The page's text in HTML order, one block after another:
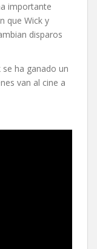
importante
que Wick y
disparos
ha ganado un
van al cine a